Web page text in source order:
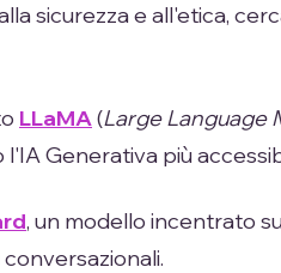
sicurezza e all'etica,
LLaMA(Large Language
Generativa più
, un modello incentrato